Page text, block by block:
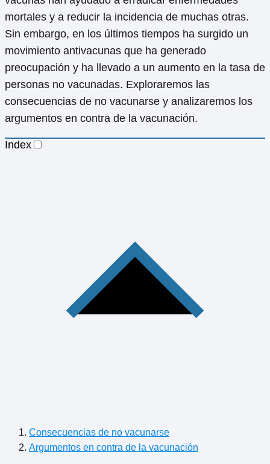
mortales y a reducir la incidencia de muchas otras.
Sin embargo, en los últimos tiempos ha surgido un
movimiento antivacunas que ha generado
preocupación y ha llevado a un aumento en la tasa de
personas no vacunadas. Exploraremos las
consecuencias de no vacunarse y analizaremos los
argumentos en contra de la vacunación.
Index
Consecuencias de no vacunarse
Argumentos en contra de la vacunación